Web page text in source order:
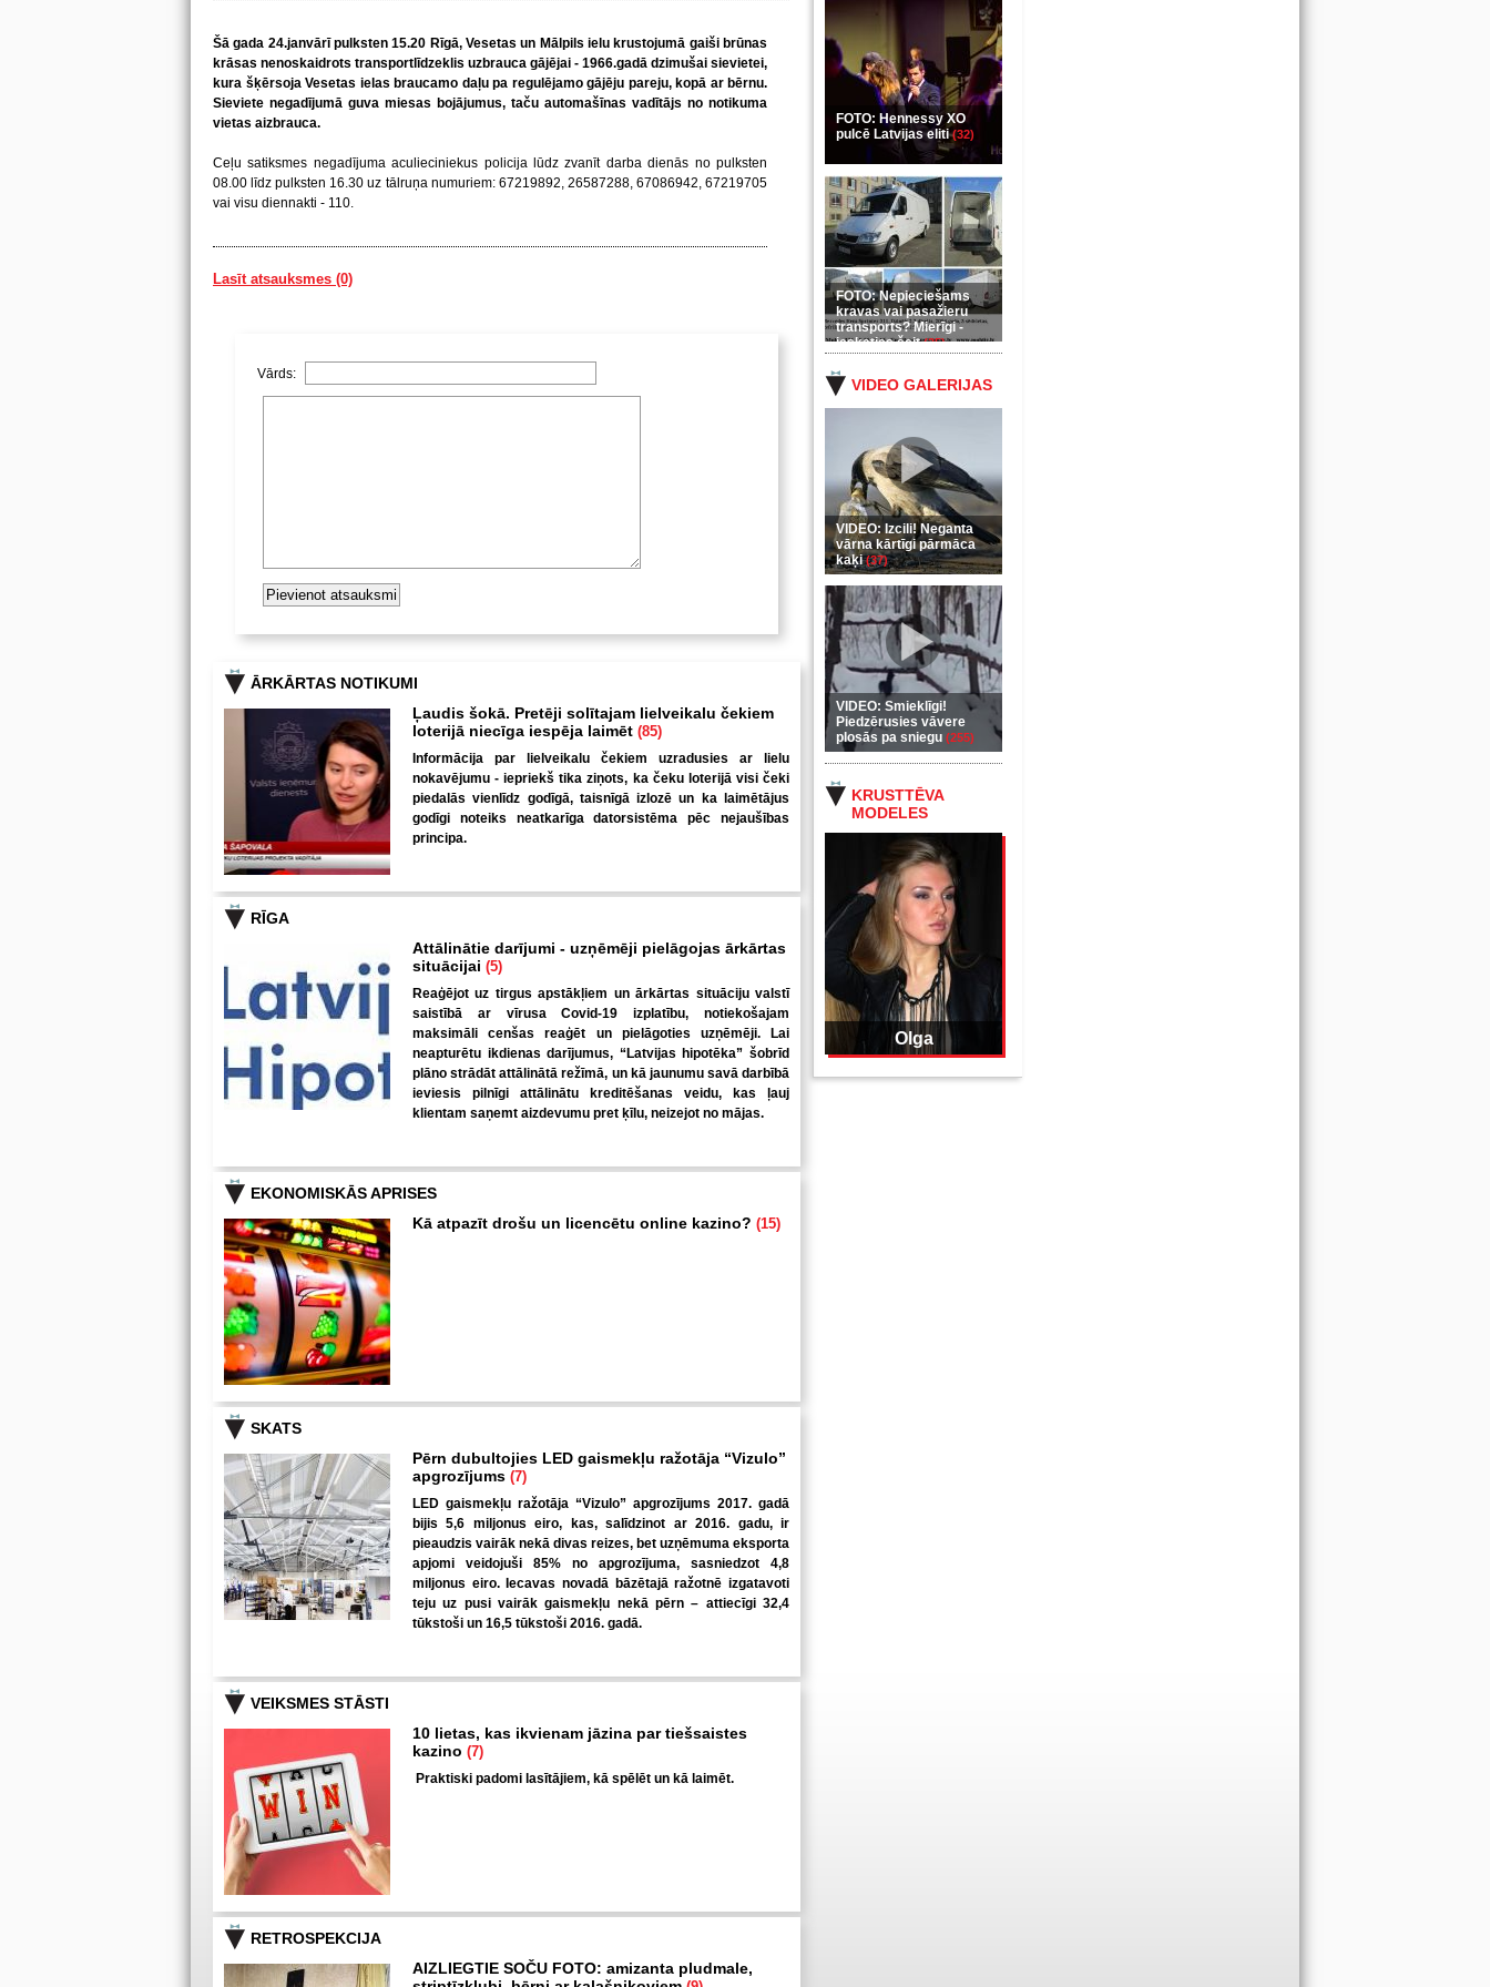
FOTO: Hennessy XO
pulcē Latvijas eliti(32)
FOTO: Nepieciešams
kravas vai pasažieru
transports? Mierīgi -
ieskaties šeit(35)
VIDEO GALERIJAS
VIDEO: Izcili! Neganta
vārna kārtīgi pārmāca
kaķi(37)
VIDEO: Smieklīgi!
Piedzērusies vāvere
plosās pa sniegu (255)
KRUSTTĒVA
MODELES
Olga
Šā gada 24.janvārī pulksten 15.20 Rīgā, Vesetas un Mālpils ielu krustojumā gaiši brūnas
krāsas nenoskaidrots transportlīdzeklis uzbrauca gājējai - 1966.gadā dzimušai sievietei,
kura šķērsoja Vesetas ielas braucamo daļu pa regulējamo gājēju pareju, kopā ar bērnu.
Sieviete negadījumā guva miesas bojājumus, taču automašīnas vadītājs no notikuma
vietas aizbrauca.
Ceļu satiksmes negadījuma aculieciniekus policija lūdz zvanīt darba dienās no pulksten
08.00 līdz pulksten 16.30 uz tālruņa numuriem: 67219892, 26587288, 67086942, 67219705
vai visu diennakti - 110.
Lasīt atsauksmes (0)
Vārds:
ĀRKĀRTAS NOTIKUMI
Ļaudis šokā. Pretēji solītajam lielveikalu čekiem
loterijā niecīga iespēja laimēt (85)
Informācija par lielveikalu čekiem uzradusies ar lielu
nokavējumu - iepriekš tika ziņots, ka čeku loterijā visi čeki
piedalās vienlīdz godīgā, taisnīgā izlozē un ka laimētājus
godīgi noteiks neatkarīga datorsistēma pēc nejaušības
principa.
RĪGA
Attālinātie darījumi - uzņēmēji pielāgojas ārkārtas
situācijai (5)
Reaģējot uz tirgus apstākļiem un ārkārtas situāciju valstī
saistībā ar vīrusa Covid-19 izplatību, notiekošajam
maksimāli cenšas reaģēt un pielāgoties uzņēmēji. Lai
neapturētu ikdienas darījumus, “Latvijas hipotēka” šobrīd
plāno strādāt attālinātā režīmā, un kā jaunumu savā darbībā
ieviesis pilnīgi attālinātu kreditēšanas veidu, kas ļauj
klientam saņemt aizdevumu pret ķīlu, neizejot no mājas.
EKONOMISKĀS APRISES
Kā atpazīt drošu un licencētu online kazino? (15)
SKATS
Pērn dubultojies LED gaismekļu ražotāja “Vizulo”
apgrozījums (7)
LED gaismekļu ražotāja “Vizulo” apgrozījums 2017. gadā
bijis 5,6 miljonus eiro, kas, salīdzinot ar 2016. gadu, ir
pieaudzis vairāk nekā divas reizes, bet uzņēmuma eksporta
apjomi veidojuši 85% no apgrozījuma, sasniedzot 4,8
miljonus eiro. Iecavas novadā bāzētajā ražotnē izgatavoti
teju uz pusi vairāk gaismekļu nekā pērn – attiecīgi 32,4
tūkstoši un 16,5 tūkstoši 2016. gadā.
VEIKSMES STĀSTI
10 lietas, kas ikvienam jāzina par tiešsaistes
kazino (7)
Praktiski padomi lasītājiem, kā spēlēt un kā laimēt.
RETROSPEKCIJA
AIZLIEGTIE SOČU FOTO: amizanta pludmale,